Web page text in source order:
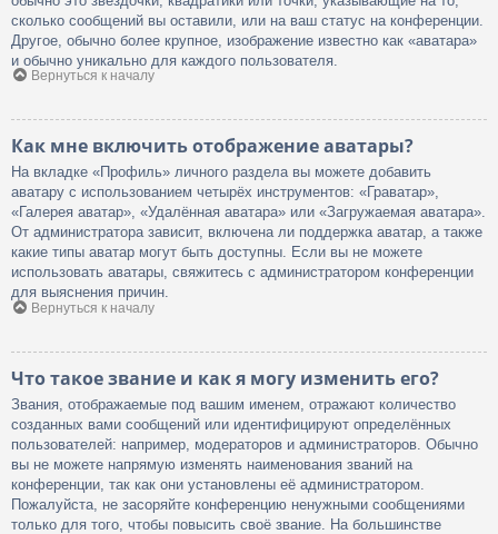
сколько сообщений вы оставили, или на ваш статус на конференции.
Другое, обычно более крупное, изображение известно как «аватара»
и обычно уникально для каждого пользователя.
Вернуться к началу
Как мне включить отображение аватары?
На вкладке «Профиль» личного раздела вы можете добавить
аватару с использованием четырёх инструментов: «Граватар»,
«Галерея аватар», «Удалённая аватара» или «Загружаемая аватара».
От администратора зависит, включена ли поддержка аватар, а также
какие типы аватар могут быть доступны. Если вы не можете
использовать аватары, свяжитесь с администратором конференции
для выяснения причин.
Вернуться к началу
Что такое звание и как я могу изменить его?
Звания, отображаемые под вашим именем, отражают количество
созданных вами сообщений или идентифицируют определённых
пользователей: например, модераторов и администраторов. Обычно
вы не можете напрямую изменять наименования званий на
конференции, так как они установлены её администратором.
Пожалуйста, не засоряйте конференцию ненужными сообщениями
только для того, чтобы повысить своё звание. На большинстве